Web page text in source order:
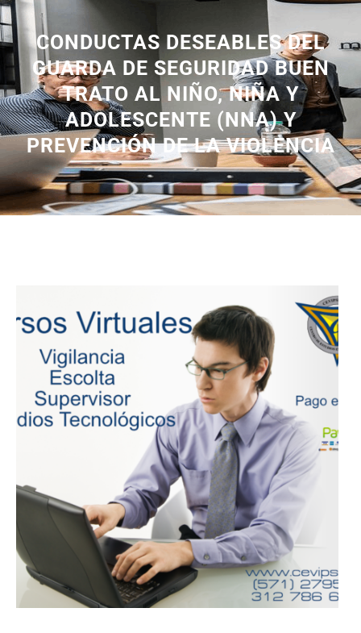
c
CONDUCTAS DESEABLES DEL
GUARDA DE SEGURIDAD BUEN
TRATO AL NIÑO, NIÑA Y
ADOLESCENTE (NNA) Y
PREVENCIÓN DE LA VIOLENCIA